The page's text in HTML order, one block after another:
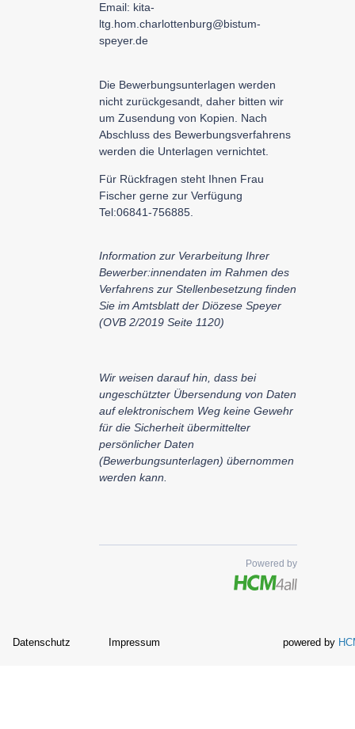
Email: kita-
ltg.hom.charlottenburg@bistum-
speyer.de
Die Bewerbungsunterlagen werden
nicht zurückgesandt, daher bitten wir
um Zusendung von Kopien. Nach
Abschluss des Bewerbungsverfahrens
werden die Unterlagen vernichtet.
Für Rückfragen steht Ihnen Frau
Fischer gerne zur Verfügung
Tel:06841-756885.
Information zur Verarbeitung Ihrer
Bewerber:innendaten im Rahmen des
Verfahrens zur Stellenbesetzung finden
Sie im Amtsblatt der Diözese Speyer
(OVB 2/2019 Seite 1120)
Wir weisen darauf hin, dass bei
ungeschützter Übersendung von Daten
auf elektronischem Weg keine Gewehr
für die Sicherheit übermittelter
persönlicher Daten
(Bewerbungsunterlagen) übernommen
werden kann.
Powered by
Datenschutz Impressum powered by